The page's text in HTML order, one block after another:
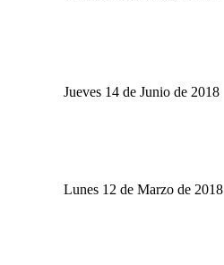
Jueves 14 de Junio de 2018
Lunes 12 de Marzo de 2018